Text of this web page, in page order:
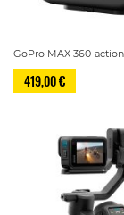
GoPro MAX 360-
419,00 €